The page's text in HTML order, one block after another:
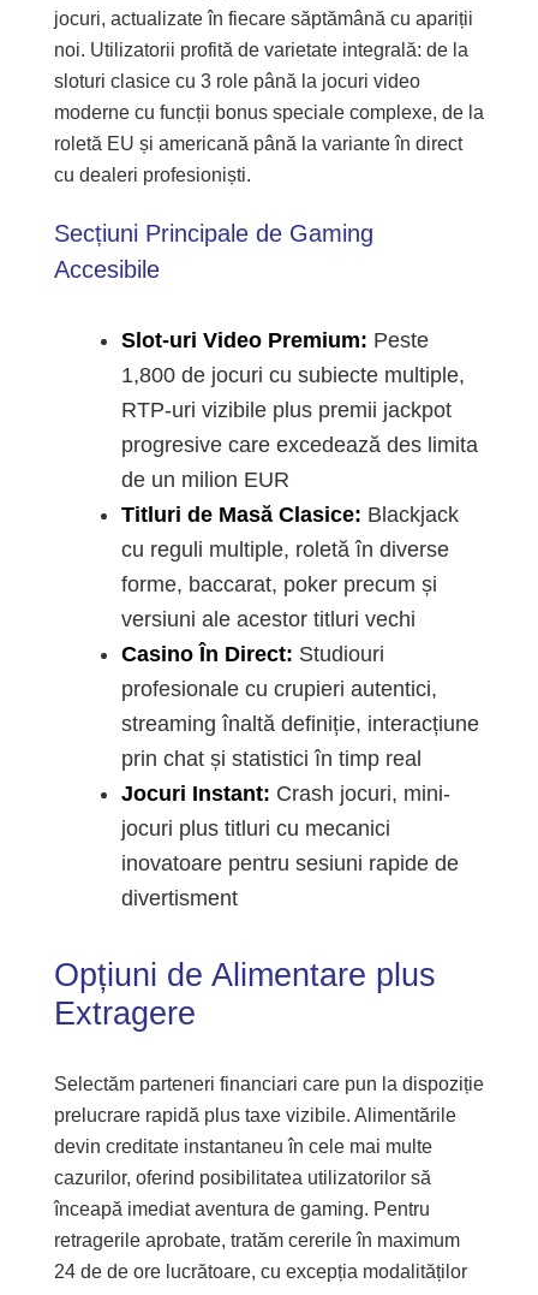
jocuri, actualizate în fiecare săptămână cu apariții
noi. Utilizatorii profită de varietate integrală: de la
sloturi clasice cu 3 role până la jocuri video
moderne cu funcții bonus speciale complexe, de la
roletă EU și americană până la variante în direct
cu dealeri profesioniști.
Secțiuni Principale de Gaming
Accesibile
Slot-uri Video Premium: Peste
1,800 de jocuri cu subiecte multiple,
RTP-uri vizibile plus premii jackpot
progresive care excedează des limita
de un milion EUR
Titluri de Masă Clasice: Blackjack
cu reguli multiple, roletă în diverse
forme, baccarat, poker precum și
versiuni ale acestor titluri vechi
Casino În Direct: Studiouri
profesionale cu crupieri autentici,
streaming înaltă definiție, interacțiune
prin chat și statistici în timp real
Jocuri Instant: Crash jocuri, mini-
jocuri plus titluri cu mecanici
inovatoare pentru sesiuni rapide de
divertisment
Opțiuni de Alimentare plus
Extragere
Selectăm parteneri financiari care pun la dispoziție
prelucrare rapidă plus taxe vizibile. Alimentările
devin creditate instantaneu în cele mai multe
cazurilor, oferind posibilitatea utilizatorilor să
înceapă imediat aventura de gaming. Pentru
retragerile aprobate, tratăm cererile în maximum
24 de de ore lucrătoare, cu excepția modalităților